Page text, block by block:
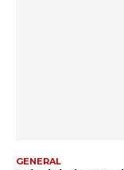
GENERAL